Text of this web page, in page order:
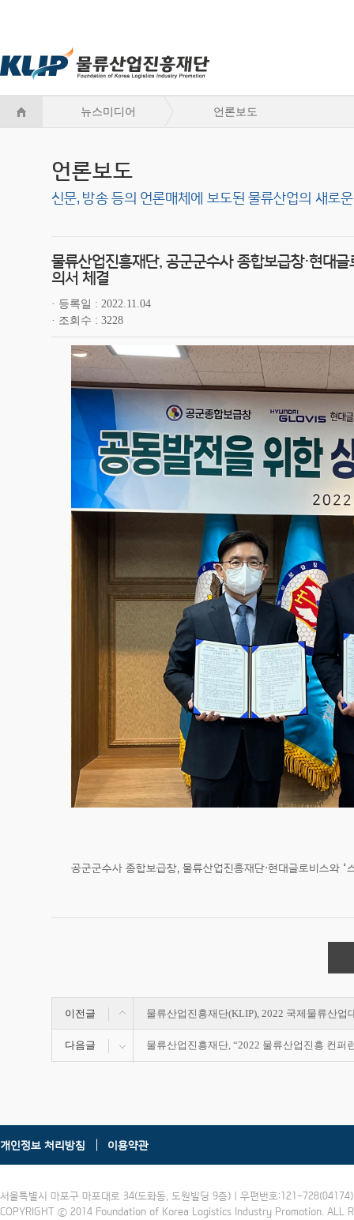
뉴스미디어 언론보도
언론보도
신문, 방송 등의 언론매체에 보도된 물류산업의 새로
물류산업진흥재단, 공군군수사 종합보급창·현대
의서 체결
등록일
2022.11.04
조회수
3228
공군군수사 종합보급창, 물류산업진흥재단·현대글로비스와
이전글 물류산업진흥재단(KLIP), 2022 국제물류산업
다음글 물류산업진흥재단, “2022 물류산업진흥 컨퍼
개인정보 처리방침 이용약관
서울특별시 마포구 마포대로 34(도화동, 도원빌딩 9층) | 우편번호:121-
COPYRIGHT ⓒ 2014 Foundation of Korea Logistics Industry Promotion. ALL